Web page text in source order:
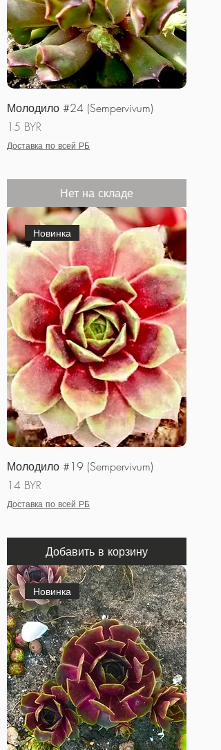
Молодило #24 (Sempervivum)
Цена
15 BYR
Доставка по всей РБ
Нет на складе
Новинка
Молодило #19 (Sempervivum)
Цена
14 BYR
Доставка по всей РБ
Добавить в корзину
Новинка